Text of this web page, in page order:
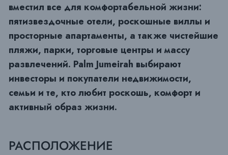
вместил все для комфортабельной жизни:
пятизвездочные отели, роскошные виллы и
просторные апартаменты, а также чистейшие
пляжи, парки, торговые центры и массу
развлечений. Palm Jumeirah выбирают
инвесторы и покупатели недвижимости,
семьи и те, кто любит роскошь, комфорт и
активный образ жизни.
РАСПОЛОЖЕНИЕ